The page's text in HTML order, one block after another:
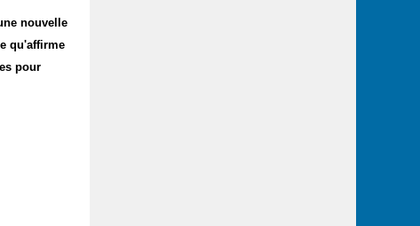
nouvelle
qu'affirme
pour